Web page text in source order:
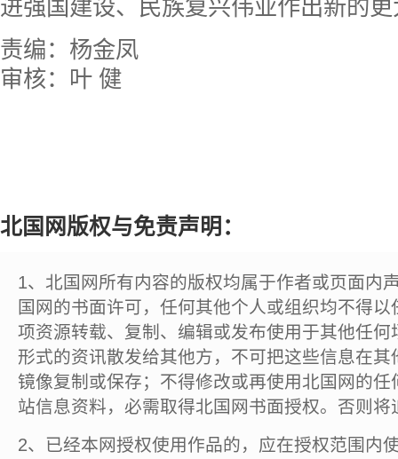
进强国建设、民族复兴伟业作出新的
责编：杨金凤
审核：叶 健
北国网版权与免责声明：
1、北国网所有内容的版权均属于作者或页面内
国网的书面许可，任何其他个人或组织均不得
项资源转载、复制、编辑或发布使用于其他任
形式的资讯散发给其他方，不可把这些信息在
镜像复制或保存；不得修改或再使用北国网的
站信息资料，必需取得北国网书面授权。否则将
2、已经本网授权使用作品的，应在授权范围内